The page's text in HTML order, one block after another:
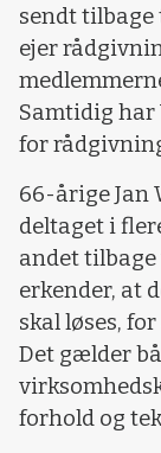
sendt
ejer
Samtidig
for
66-årige Jan
deltaget i
andet tilbage
erkender, at
skal løses,
Det gælder
forhold og